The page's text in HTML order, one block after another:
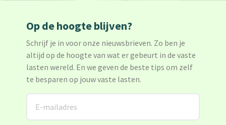
Op de hoogte blijven?
Schrijf je in voor onze nieuwsbrieven. Zo ben je
altijd op de hoogte van wat er gebeurt in de vaste
lasten wereld. En we geven de beste tips om zelf
te besparen op jouw vaste lasten.